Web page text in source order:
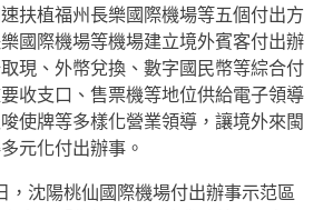
扶植福州長樂國際機場等五個付出方
國際機場等機場建立境外賓客付出辦
現、外幣兌換、數字國民幣等綜合付
收支口、售票機等地位供給電子領導
使牌等多樣化營業領導，讓境外來閩
元化付出辦事。
，沈陽桃仙國際機場付出辦事示范區